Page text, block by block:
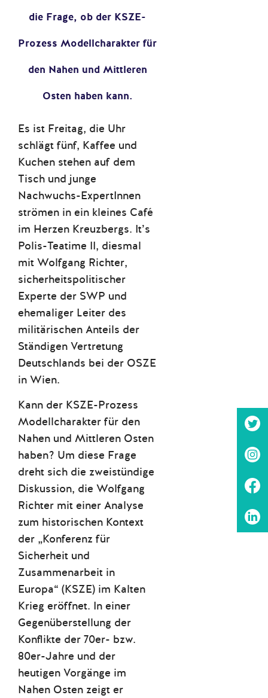
die Frage, ob der KSZE-
Prozess Modellcharakter für
den Nahen und Mittleren
Osten haben kann.
Es ist Freitag, die Uhr
schlägt fünf, Kaffee und
Kuchen stehen auf dem
Tisch und junge
Nachwuchs-ExpertInnen
strömen in ein kleines Café
im Herzen Kreuzbergs. It’s
Polis-Teatime II, diesmal
mit Wolfgang Richter,
sicherheitspolitischer
Experte der SWP und
ehemaliger Leiter des
militärischen Anteils der
Ständigen Vertretung
Deutschlands bei der OSZE
in Wien.
Kann der KSZE-Prozess
Modellcharakter für den
Nahen und Mittleren Osten
haben? Um diese Frage
dreht sich die zweistündige
Diskussion, die Wolfgang
Richter mit einer Analyse
zum historischen Kontext
der „Konferenz für
Sicherheit und
Zusammenarbeit in
Europa“ (KSZE) im Kalten
Krieg eröffnet. In einer
Gegenüberstellung der
Konflikte der 70er- bzw.
80er-Jahre und der
heutigen Vorgänge im
Nahen Osten zeigt er